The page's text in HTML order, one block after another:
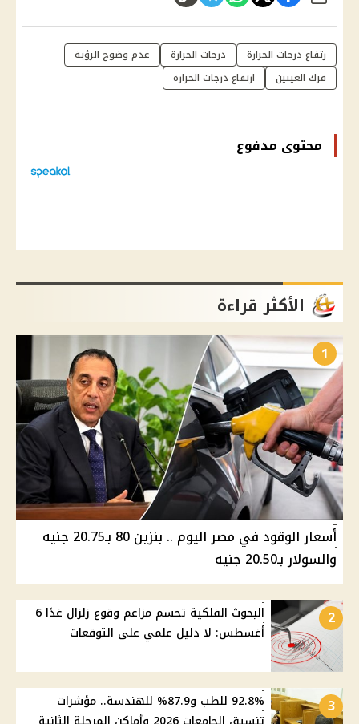
رتفاع درجات الحرارة درجات الحرارة
عدم وضوح الرؤية
فرك العينين
ارتفاع درجات الحرارة
محتوى مدفوع
الأكثر قراءة
1
أسعار الوقود في مصر اليوم .. بنزين 80 بـ20.75 جنيه
والسولار بـ20.50 جنيه
2
البحوث الفلكية تحسم مزاعم وقوع زلزال غدًا 6
أغسطس: لا دليل علمي على التوقعات
3
92.8% للطب و87.9% للهندسة.. مؤشرات